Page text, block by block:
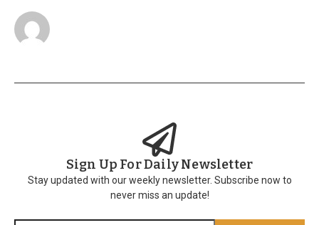
Sign Up For Daily Newsletter
Stay updated with our weekly newsletter. Subscribe now to
never miss an update!